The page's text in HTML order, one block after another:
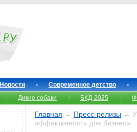
Новости
Современное детство
Дикие собаки БКД-2025
Главная → Пресс-релизы →
эффективность для бизнеса